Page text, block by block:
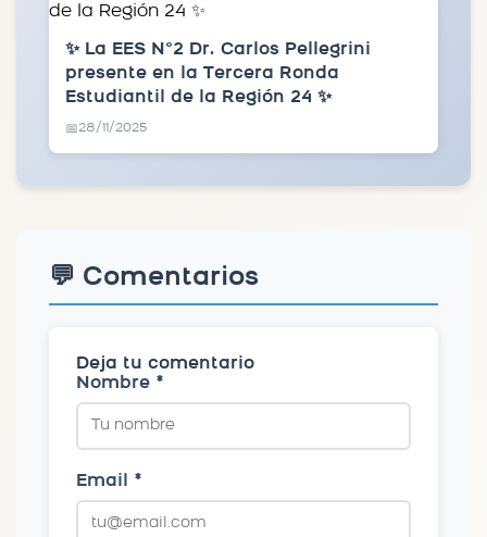
✨ La EES N°2 Dr. Carlos Pellegrini
presente en la Tercera Ronda
Estudiantil de la Región 24 ✨
📅28/11/2025
💬 Comentarios
Deja tu comentario
Nombre *
Email *